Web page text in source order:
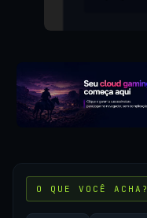
O QUE VOCÊ ACHA?